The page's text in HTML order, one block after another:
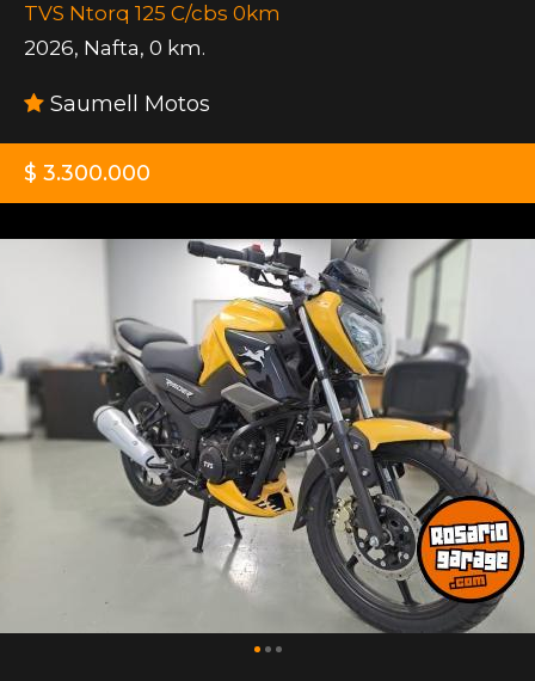
TVS Ntorq 125 C/cbs 0km
2026, Nafta, 0 km.
Saumell Motos
$ 3.300.000